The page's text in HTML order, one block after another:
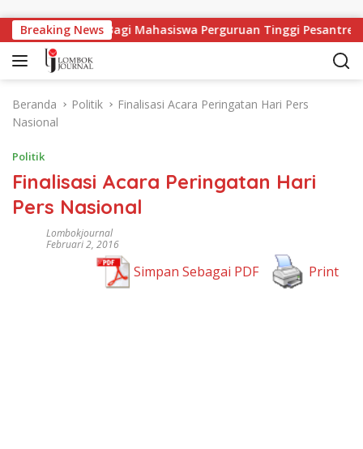
Breaking News
Kerja Bagi Mahasiswa Perguruan Tinggi Pesantren
Beranda Politik
Finalisasi Acara Peringatan Hari Pers
Nasional
Politik
Finalisasi Acara Peringatan Hari
Pers Nasional
Lombokjournal
Februari 2, 2016
Simpan Sebagai PDF Print